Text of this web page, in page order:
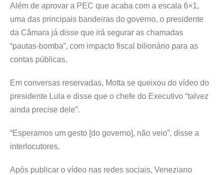
Além de aprovar a PEC que acaba com a escala 6×1,
uma das principais bandeiras do governo, o presidente
da Câmara já disse que irá segurar as chamadas
“pautas-bomba”, com impacto fiscal bilionário para as
contas públicas.
Em conversas reservadas, Motta se queixou do vídeo do
presidente Lula e disse que o chefe do Executivo “talvez
ainda precise dele”.
“Esperamos um gesto [do governo], não veio”, disse a
interlocutores.
Após publicar o vídeo nas redes sociais, Veneziano